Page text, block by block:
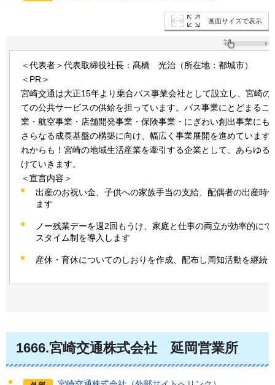
画面サイズで表示
＜代表者＞代表取締役社長：髙橋 光治 （所在地：都城市）
＜PR＞
宮崎交通は大正15年より乗合バス事業会社として設立し、宮崎の
ての公共サービスの供給を担っています。バス事業にとどまるこ
業・航空事業・店舗開発事業・保険事業・にぎわい創出事業にも
さらなる成長基盤の構築に向け、幅広く事業展開を進めています
れからも！宮崎の地域生活産業を牽引する企業として、あらゆる
けていきます。
＜宣言内容＞
出産のお祝い金、子供への家族手当の支給、配偶者の出産時
ます
ノー残業デーを週2回もうけ、家庭と仕事の両立が効率的に
スタイム制を導入します
産休・育休についてのしおりを作成、配布し周知活動を継続
1666.宮崎交通株式会社 延岡営業所